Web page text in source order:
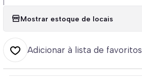
Mostrar estoque de locais
Adicionar à lista de favoritos